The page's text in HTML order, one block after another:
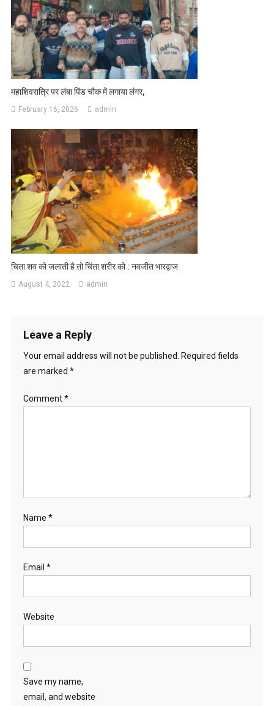
महाशिवरात्रि पर लंबा पिंड चौक में लगाया लंगर,
February 16, 2026 admin
चिता शव को जलाती है तो चिंता शरीर को : नवजीत भारद्वाज
August 4, 2022 admin
Leave a Reply
Your email address will not be published.
Required fields
are marked *
Comment*
Name *
Email *
Website
Save my name,
email, and website